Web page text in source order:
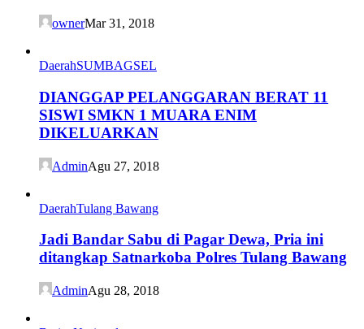
ownerMar 31, 2018
DaerahSUMBAGSEL
DIANGGAP PELANGGARAN BERAT 11
SISWI SMKN 1 MUARA ENIM
DIKELUARKAN
AdminAgu 27, 2018
DaerahTulang Bawang
Jadi Bandar Sabu di Pagar Dewa, Pria ini
ditangkap Satnarkoba Polres Tulang Bawang
AdminAgu 28, 2018